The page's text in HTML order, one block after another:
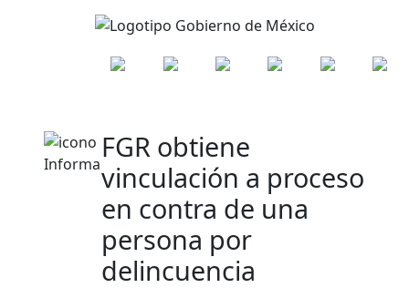
FGR obtiene
vinculación a proceso
en contra de una
persona por
delincuencia